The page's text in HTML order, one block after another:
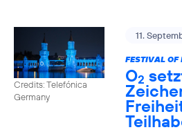
Credits: Telefónica
Germany
11.
FESTIVAL OF
O2